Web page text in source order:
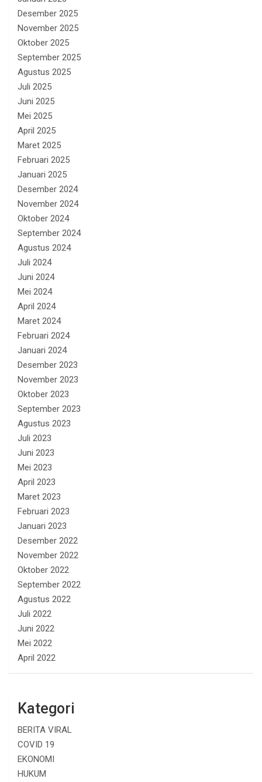
Desember 2025
November 2025
Oktober 2025
September 2025
Agustus 2025
Juli 2025
Juni 2025
Mei 2025
April 2025
Maret 2025
Februari 2025
Januari 2025
Desember 2024
November 2024
Oktober 2024
September 2024
Agustus 2024
Juli 2024
Juni 2024
Mei 2024
April 2024
Maret 2024
Februari 2024
Januari 2024
Desember 2023
November 2023
Oktober 2023
September 2023
Agustus 2023
Juli 2023
Juni 2023
Mei 2023
April 2023
Maret 2023
Februari 2023
Januari 2023
Desember 2022
November 2022
Oktober 2022
September 2022
Agustus 2022
Juli 2022
Juni 2022
Mei 2022
April 2022
Kategori
BERITA VIRAL
COVID 19
EKONOMI
HUKUM